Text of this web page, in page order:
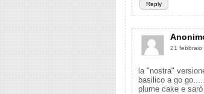
Reply
21 febbraio
la "nostra"
basilico a go
plume cake e